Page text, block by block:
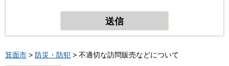
箕面市 > 防災・防犯 > 不適切な訪問販売などについて